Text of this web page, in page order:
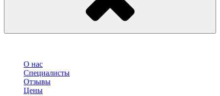
О нас
Специалисты
Отзывы
Цены